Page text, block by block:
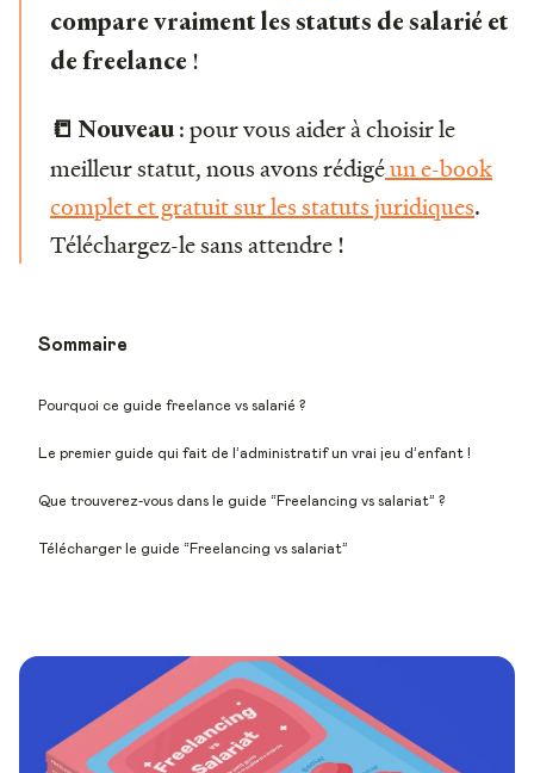
compare vraiment les statuts de salarié et
de freelance !
📒 Nouveau : pour vous aider à choisir le
meilleur statut, nous avons rédigéun e-book
complet et gratuit sur les statuts juridiques.
Téléchargez-le sans attendre !
Sommaire
Pourquoi ce guide freelance vs salarié ?
Le premier guide qui fait de l’administratif un vrai jeu d’enfant !
Que trouverez-vous dans le guide “Freelancing vs salariat” ?
Télécharger le guide “Freelancing vs salariat”